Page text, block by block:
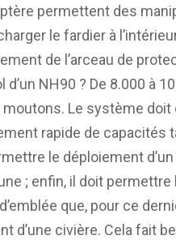
permettent des
le fardier à
de l’arceau de
NH90 ? De 8.000 à
Le système
rapide de capacités
le déploiement
; enfin, il doit permettre
que, pour ce
d’une civière. Cela fait